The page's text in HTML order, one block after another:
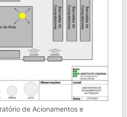
de Acionamentos e